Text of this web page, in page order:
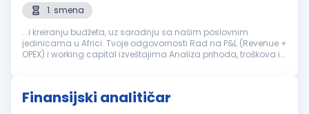
1. smena
...i kreiranju budžeta, uz saradnju sa našim poslovnim
jedinicama u Africi. Tvoje odgovornosti Rad na P&L (Revenue +
OPEX) i working capital izveštajima Analiza prihoda, troškova i
Finansijski analitičar